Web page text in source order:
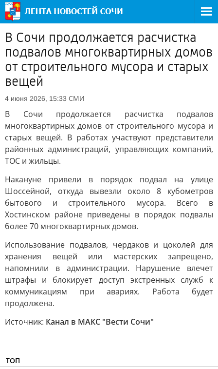
В Сочи продолжается расчистка
подвалов многоквартирных домов
от строительного мусора и старых
вещей
4 июня 2026, 15:33 СМИ
В Сочи продолжается расчистка подвалов
многоквартирных домов от строительного мусора и
старых вещей. В работах участвуют представители
районных администраций, управляющих компаний,
ТОС и жильцы.
Накануне привели в порядок подвал на улице
Шоссейной, откуда вывезли около 8 кубометров
бытового и строительного мусора. Всего в
Хостинском районе приведены в порядок подвалы
более 70 многоквартирных домов.
Использование подвалов, чердаков и цоколей для
хранения вещей или мастерских запрещено,
напомнили в администрации. Нарушение влечет
штрафы и блокирует доступ экстренных служб к
коммуникациям при авариях. Работа будет
продолжена.
Источник: Канал в МАКС "Вести Сочи"
ТОП